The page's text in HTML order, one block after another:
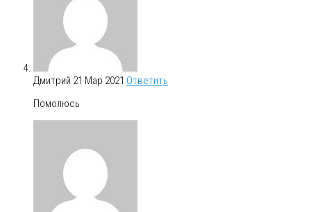
Дмитрий 21 Мар 2021 Ответить
Помолюсь